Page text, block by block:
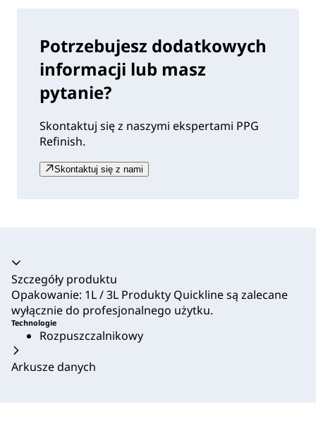
Potrzebujesz dodatkowych
informacji lub masz
pytanie?
Skontaktuj się z naszymi ekspertami PPG
Refinish.
Skontaktuj się z nami
Akordeon zwinięty
Szczegóły produktu
Opakowanie: 1L / 3L Produkty Quickline są zalecane
wyłącznie do profesjonalnego użytku.
Technologie
Rozpuszczalnikowy
Arkusze danych